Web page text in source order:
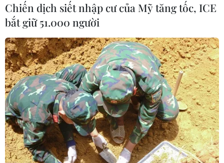
TIN CÙNG CHUYÊN MỤC
Mở rộng không gian cống hiến cho
cộng đồng người Việt Nam ở nước
ngoài
08/08/2026 11:00
Chiến dịch siết nhập cư của Mỹ tăng tốc, ICE
bắt giữ 51.000 người